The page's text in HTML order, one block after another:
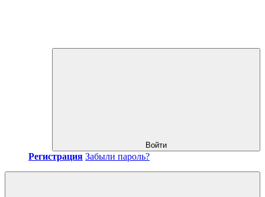
Войти
Регистрация Забыли пароль?